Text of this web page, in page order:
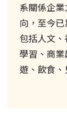
系關係企
向，至今
包括人文
學習、商
遊、飲食、